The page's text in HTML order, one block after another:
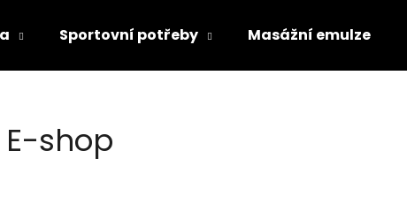
Sportovní potřeby Masážní emulze
E-shop